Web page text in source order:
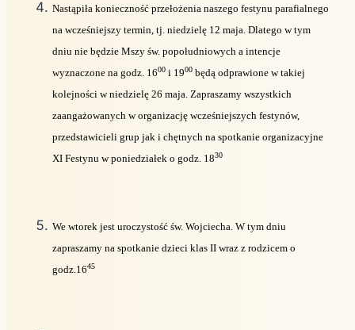
Nastąpiła konieczność przełożenia naszego festynu parafialnego
na wcześniejszy termin, tj. niedzielę 12 maja. Dlatego w tym
dniu nie będzie Mszy św. popołudniowych a intencje
wyznaczone na godz. 1600 i 1900 będą odprawione w takiej
kolejności w niedzielę 26 maja. Zapraszamy wszystkich
zaangażowanych w organizację wcześniejszych festynów,
przedstawicieli grup jak i chętnych na spotkanie organizacyjne
XI Festynu w poniedziałek o godz. 1830
We wtorek jest uroczystość św. Wojciecha. W tym dniu
zapraszamy na spotkanie dzieci klas II wraz z rodzicem o
godz.1645